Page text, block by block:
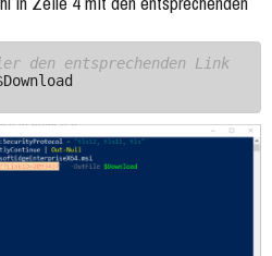
den entsprechenden Link